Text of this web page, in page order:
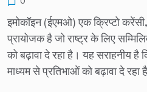
इमोकॉइन (ईएमओ) एक क्रिप्टो
प्रायोजक है जो राष्ट्र के लिए
को बढ़ावा दे रहा है। यह सराहनीय है
माध्यम से प्रतिभाओं को बढ़ावा दे रहा